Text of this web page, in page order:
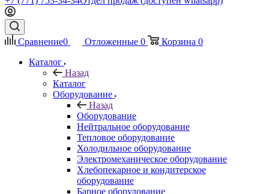
Сравнение0 Отложенные 0 Корзина 0
Каталог
Назад
Каталог
Оборудование
Назад
Оборудование
Нейтральное оборудование
Тепловое оборудование
Холодильное оборудование
Электромеханическое оборудование
Хлебопекарное и кондитерское
оборудование
Барное оборудование